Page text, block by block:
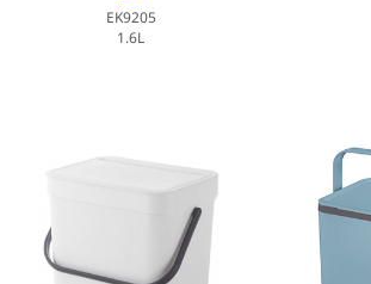
EK9205
1.6L